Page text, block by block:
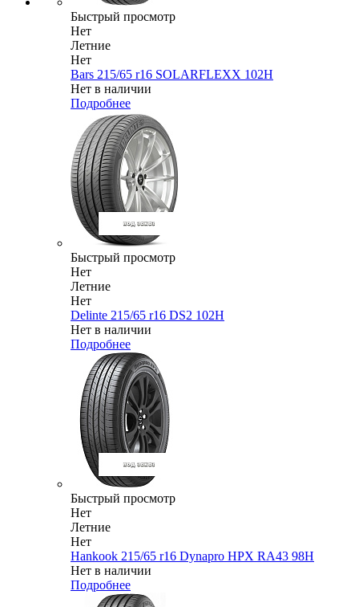
Быстрый просмотр
Нет
Летние
Нет
Bars 215/65 r16 SOLARFLEXX 102H
Нет в наличии
Подробнее
Быстрый просмотр
Нет
Летние
Нет
Delinte 215/65 r16 DS2 102H
Нет в наличии
Подробнее
Быстрый просмотр
Нет
Летние
Нет
Hankook 215/65 r16 Dynapro HPX RA43 98H
Нет в наличии
Подробнее